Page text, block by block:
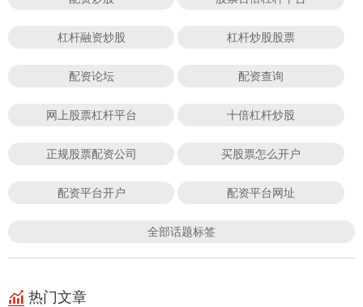
杠杆融资炒股 杠杆炒股股票
配资论坛 配资查询
网上股票杠杆平台 十倍杠杆炒股
正规股票配资公司 买股票怎么开户
配资平台开户 配资平台网址
全部话题标签
热门文章